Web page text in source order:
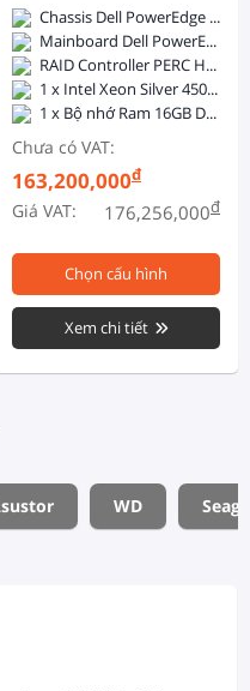
Chassis Dell PowerEdge R760xs 16x2.5-inch - Dual, Hot-plug, Power Supply Redundant (1+1), 800W
Mainboard Dell PowerEdge R760xs
RAID Controller PERC H755
1 x Intel Xeon Silver 4509Y (8C/16T, 2.6GHz, 22.5MB Cache, 125W, DDR5-4400)
1 x Bộ nhớ Ram 16GB DDR5 5600 ECC RDIMM
Chưa có VAT:
163,200,000đ
Giá VAT: 176,256,000đ
Chọn cấu hình
Xem chi tiết
WD